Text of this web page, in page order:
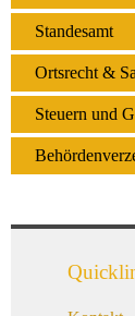
Standesamt
Ortsrecht &
Steuern und